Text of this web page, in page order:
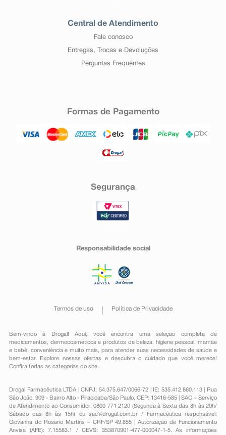
Central de Atendimento
Fale conosco
Entregas, Trocas e Devoluções
Perguntas Frequentes
Formas de Pagamento
Segurança
Responsabilidade social
Termos de uso Política de Privacidade
Bem-vindo à Drogal! Aqui, você encontra uma seleção completa de
medicamentos , dermocosméticos e produtos de beleza, higiene pessoal ,mamãe
e bebê, conveniênciae muito mais, para atender suas necessidades de saúde e
bem-estar. Explore nossas ofertas e descubra o cuidado que você merece!
Confira todas as categorias do site.
Drogal Farmacêutica LTDA | CNPJ: 54.375.647/0066-72 | IE: 535.412.860.113 | Rua
São João, 909 - Bairro Alto - Piracicaba/São Paulo, CEP: 13416-585 | SAC – Serviço
de Atendimento ao Consumidor: 0800 771 2120 (Segunda à Sexta das 8h às 20h/
Sábado das 8h às 15h) ou sac@drogal.com.br/ Farmacêutica responsável:
Giovanna do Rosario Martins – CRF/SP 49.855 | Autorização de Funcionamento
Anvisa (AFE): 7.15583.1 / CEVS: 353870901-477-000047-1-5. As informações